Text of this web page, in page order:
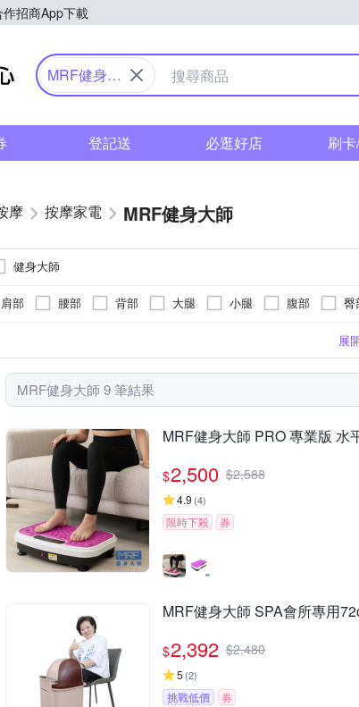
作招商App下載
Yahoo購物中心
MRF健身大
登記送 必逛好店 刷
摩 按摩家電 MRF健身大師
健身大師
肩部 腰部 背部 大腿 小腿 腹部 臀
展
MRF健身大師 9 筆結果
MRF健身大師 PRO 專業版 ⽔
$2,500 $2,588
4.9 (4)
限時下殺 券
MRF健身大師 SPA會所專用
$2,392 $2,480
5 (2)
挑戰低價 券